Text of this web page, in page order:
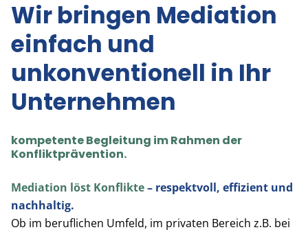
Wir bringen Mediation
einfach und
unkonventionell in Ihr
Unternehmen
kompetente Begleitung im Rahmen der
Konfliktprävention.
Mediation löst Konflikte– respektvoll, effizient und
nachhaltig.
Ob im beruflichen Umfeld, im privaten Bereich z.B. bei